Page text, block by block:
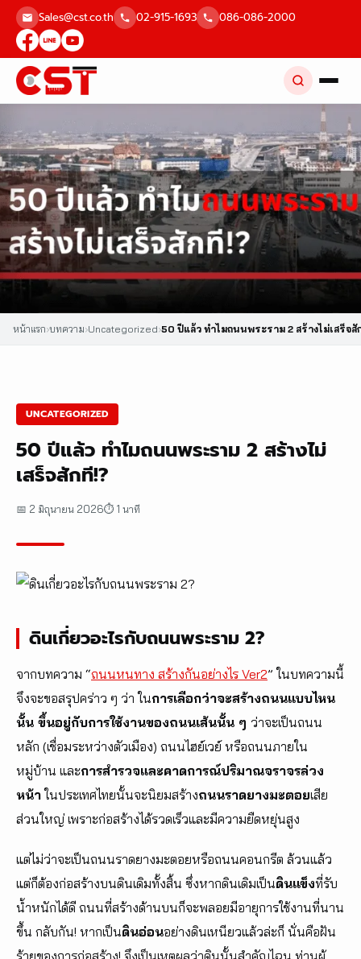
Skip
content
Sales@cst.co.th 02-915-1693 086-086-2000
หน้าแรก›บทความ›Uncategorized›50 ปีแล้ว ทำไมถนนพระราม 2 สร้างไม่เสร็จสั
UNCATEGORIZED
50 ปีแล้ว ทำไมถนนพระราม 2 สร้างไม่
เสร็จสักที!?
📅 2 มิถุนายน 2026⏱ 1 นาที
ดินเกี่ยวอะไรกับถนนพระราม 2?
จากบทความ “ถนนหนทาง สร้างกันอย่างไร Ver2” ในบทความนี้
จึงจะขอสรุปคร่าว ๆ ว่า ในการเลือกว่าจะสร้างถนนแบบไหน
นั้น ขึ้นอยู่กับการใช้งานของถนนเส้นนั้น ๆ ว่าจะเป็นถนน
หลัก (เชื่อมระหว่างตัวเมือง) ถนนไฮย์เวย์ หรือถนนภายใน
หมู่บ้าน และการสำรวจและคาดการณ์ปริมาณจราจรล่วง
หน้าในประเทศไทยนั้นจะนิยมสร้างถนนราดยางมะตอยเสีย
ส่วนใหญ่ เพราะก่อสร้างได้รวดเร็วและมีความยืดหยุ่นสูง
แต่ไม่ว่าจะเป็นถนนราดยางมะตอยหรือถนนคอนกรีต ล้วนแล้ว
แต่ก็ต้องก่อสร้างบนดินเดิมทั้งสิ้น ซึ่งหากดินเดิมเป็นดินแข็งที่รับ
น้ำหนักได้ดี ถนนที่สร้างด้านบนก็จะพลอยมีอายุการใช้งานที่นาน
ขึ้น กลับกัน! หากเป็นดินอ่อนอย่างดินเหนียวแล้วล่ะก็ นั่นคือฝัน
ร้ายของการก่อสร้าง! จึงเป็นเหตุผลว่าดินนั้นสำคัญไฉน ท่านผู้